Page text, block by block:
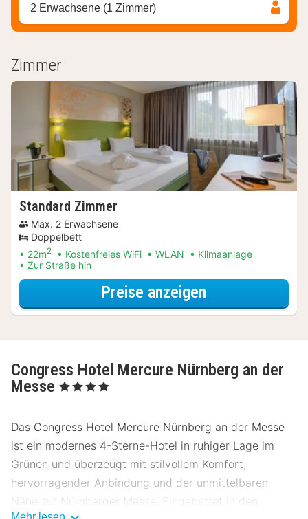
2 Erwachsene (1 Zimmer)
Zimmer
Standard Zimmer
Max. 2 Erwachsene
Doppelbett
22m2 Kostenfreies WiFi WLAN
Klimaanlage
Zur Straße hin
Preise anzeigen
Congress Hotel Mercure Nürnberg an der
Messe , 4 Sterne
Das Congress Hotel Mercure Nürnberg an der Messe
ist ein modernes 4-Sterne-Hotel in ruhiger Lage im
Grünen und überzeugt mit stilvollem Komfort,
hervorragender Anbindung und der unmittelbaren
Nähe zur Nürnberger Messe. Eingebettet in den